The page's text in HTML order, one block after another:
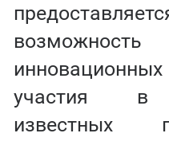
участия в
известных